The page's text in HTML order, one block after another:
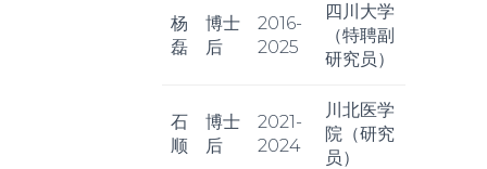
杨
磊
博士
后
2016-
2025
四川大学
（特聘副
研究员）
石
顺
博士
后
2021-
2024
川北医学
院（研究
员）